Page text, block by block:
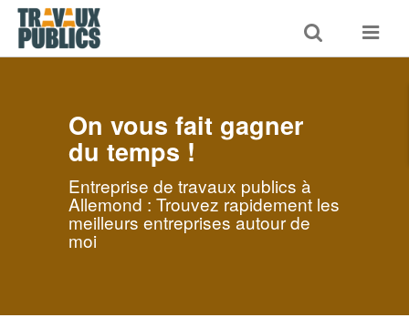
Toggle
search
Toggle
On vous fait gagner
du temps !
Entreprise de travaux publics à
Allemond : Trouvez rapidement les
meilleurs entreprises autour de
moi